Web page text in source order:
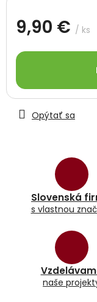
9,90 € / ks
cena:
Slovenská
s vlastnou
naše
Opýtať sa